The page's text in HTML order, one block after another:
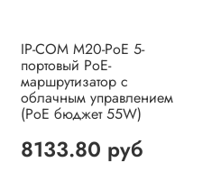
IP-COM M20-PoE 5-
портовый PoE-
маршрутизатор с
облачным управлением
(PoE бюджет 55W)
8133.80 руб